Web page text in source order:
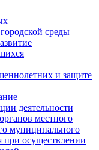
среды
и защите
деятельности
местного
муниципального
при осуществлении